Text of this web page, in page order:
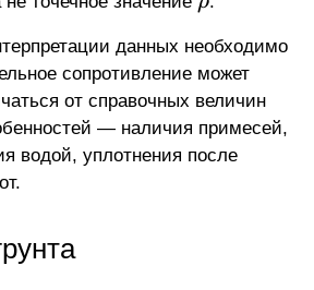
данных необходимо
сопротивление может
от справочных величин
— наличия примесей,
водой, уплотнения после